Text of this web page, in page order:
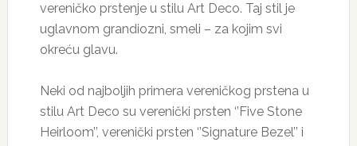
vereničko prstenje u stilu Art Deco. Taj stil je
uglavnom grandiozni, smeli – za kojim svi
okreću glavu.
Neki od najboljih primera vereničkog prstena u
stilu Art Deco su verenički prsten ‘’Five Stone
Heirloom’’, verenički prsten ‘’Signature Bezel’’ i